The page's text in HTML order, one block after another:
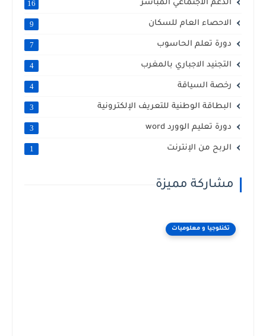
الدعم الاجتماعي المباشر 16
الاحصاء العام للسكان 9
دورة تعلم الحاسوب 7
التجنيد الاجباري بالمغرب 4
رخصة السياقة 4
البطاقة الوطنية للتعريف الإلكترونية 3
دورة تعليم الوورد word 3
الربح من الإنترنت 1
مشاركة مميزة
تكنلوجيا و معلوميات